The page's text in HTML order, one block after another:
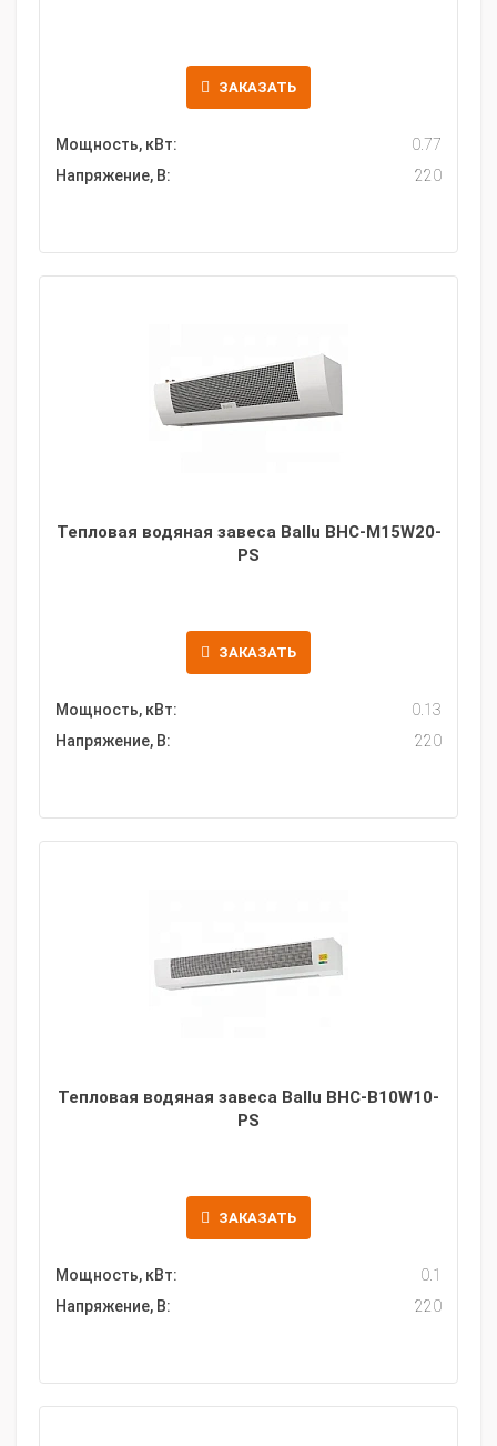
ЗАКАЗАТЬ
Мощность, кВт:
0.77
Напряжение, В:
220
Тепловая водяная завеса Ballu BHC-M15W20-
PS
ЗАКАЗАТЬ
Мощность, кВт:
0.13
Напряжение, В:
220
Тепловая водяная завеса Ballu BHC-B10W10-
PS
ЗАКАЗАТЬ
Мощность, кВт:
0.1
Напряжение, В:
220